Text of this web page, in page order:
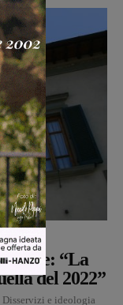
“La
del 2022”
e ideologia